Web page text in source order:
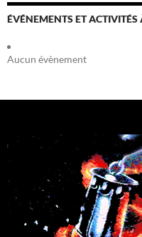
ÉVÉNEMENTS ET ACTIVITÉS
Aucun évènement